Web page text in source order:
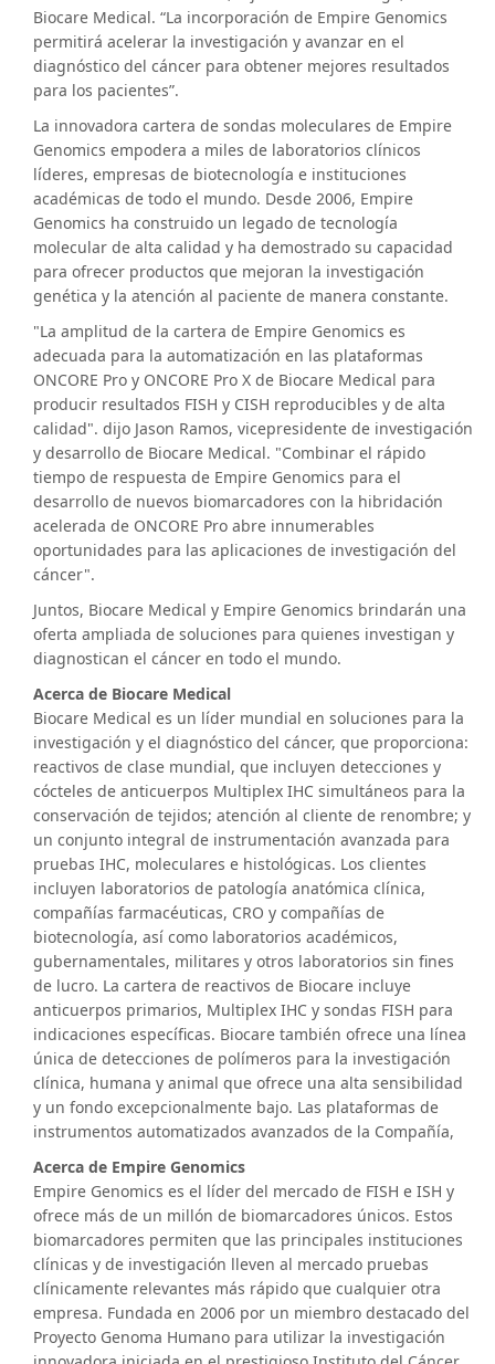
Biocare Medical. “La incorporación de Empire Genomics
permitirá acelerar la investigación y avanzar en el
diagnóstico del cáncer para obtener mejores resultados
para los pacientes”.
La innovadora cartera de sondas moleculares de Empire
Genomics empodera a miles de laboratorios clínicos
líderes, empresas de biotecnología e instituciones
académicas de todo el mundo. Desde 2006, Empire
Genomics ha construido un legado de tecnología
molecular de alta calidad y ha demostrado su capacidad
para ofrecer productos que mejoran la investigación
genética y la atención al paciente de manera constante.
"La amplitud de la cartera de Empire Genomics es
adecuada para la automatización en las plataformas
ONCORE Pro y ONCORE Pro X de Biocare Medical para
producir resultados FISH y CISH reproducibles y de alta
calidad". dijo Jason Ramos, vicepresidente de investigación
y desarrollo de Biocare Medical. "Combinar el rápido
tiempo de respuesta de Empire Genomics para el
desarrollo de nuevos biomarcadores con la hibridación
acelerada de ONCORE Pro abre innumerables
oportunidades para las aplicaciones de investigación del
cáncer".
Juntos, Biocare Medical y Empire Genomics brindarán una
oferta ampliada de soluciones para quienes investigan y
diagnostican el cáncer en todo el mundo.
Acerca de Biocare Medical
Biocare Medical es un líder mundial en soluciones para la
investigación y el diagnóstico del cáncer, que proporciona:
reactivos de clase mundial, que incluyen detecciones y
cócteles de anticuerpos Multiplex IHC simultáneos para la
conservación de tejidos; atención al cliente de renombre; y
un conjunto integral de instrumentación avanzada para
pruebas IHC, moleculares e histológicas. Los clientes
incluyen laboratorios de patología anatómica clínica,
compañías farmacéuticas, CRO y compañías de
biotecnología, así como laboratorios académicos,
gubernamentales, militares y otros laboratorios sin fines
de lucro. La cartera de reactivos de Biocare incluye
anticuerpos primarios, Multiplex IHC y sondas FISH para
indicaciones específicas. Biocare también ofrece una línea
única de detecciones de polímeros para la investigación
clínica, humana y animal que ofrece una alta sensibilidad
y un fondo excepcionalmente bajo. Las plataformas de
instrumentos automatizados avanzados de la Compañía,
Acerca de Empire Genomics
Empire Genomics es el líder del mercado de FISH e ISH y
ofrece más de un millón de biomarcadores únicos. Estos
biomarcadores permiten que las principales instituciones
clínicas y de investigación lleven al mercado pruebas
clínicamente relevantes más rápido que cualquier otra
empresa. Fundada en 2006 por un miembro destacado del
Proyecto Genoma Humano para utilizar la investigación